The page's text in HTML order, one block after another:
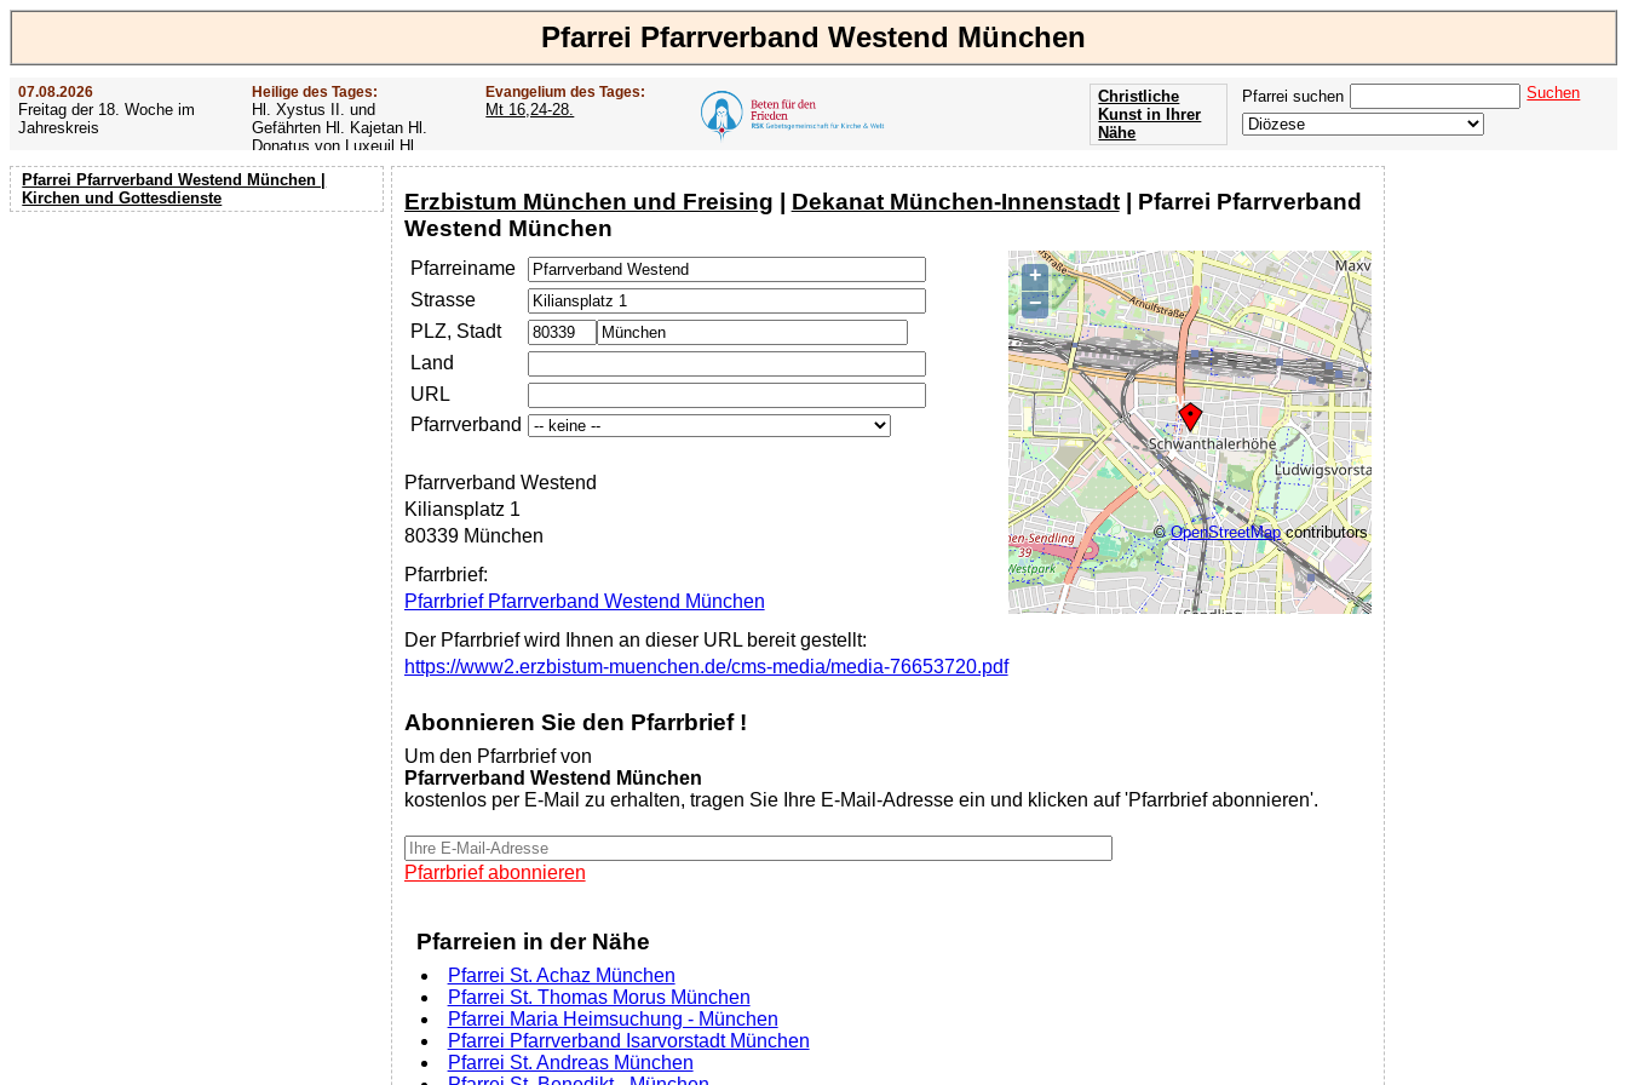
Pfarrei Pfarrverband Westend München
07.08.2026
Freitag der 18. Woche im
Jahreskreis
Heilige des Tages:
Hl. Xystus II. und
Gefährten Hl. Kajetan Hl.
Donatus von Luxeuil Hl.
Afra
Evangelium des Tages:
Mt 16,24-28.
Pfarrei suchen Suchen
Christliche
Kunst in Ihrer
Nähe
Pfarrei Pfarrverband Westend München |
Kirchen und Gottesdienste
Erzbistum München und Freising | Dekanat München-Innenstadt| Pfarrei Pfarrverband
Westend München
+
−
©OpenStreetMapcontributors
Pfarreiname
Strasse
PLZ, Stadt
Land
URL
Pfarrverband
Pfarrverband Westend
Kiliansplatz 1
80339 München
Pfarrbrief:
Pfarrbrief Pfarrverband Westend München
Der Pfarrbrief wird Ihnen an dieser URL bereit gestellt:
https://www2.erzbistum-muenchen.de/cms-media/media-76653720.pdf
Abonnieren Sie den Pfarrbrief !
Um den Pfarrbrief von
Pfarrverband Westend München
kostenlos per E-Mail zu erhalten, tragen Sie Ihre E-Mail-Adresse ein und klicken auf 'Pfarrbrief abonnieren'.
Pfarrbrief abonnieren
Pfarreien in der Nähe
Pfarrei St. Achaz München
Pfarrei St. Thomas Morus München
Pfarrei Maria Heimsuchung - München
Pfarrei Pfarrverband Isarvorstadt München
Pfarrei St. Andreas München